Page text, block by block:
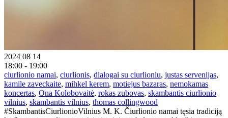
2024 08 14
18:00 - 19:00
ciurlionio namai, ciurlionis, dialogai su ciurlioniu, justas servenijas,
kamile zaveckaite, mihkel kerem, motiejus bazaras, nemokamas
koncertas, Ona Kolobovaitė, rokas zubovas, skambantis ciurlionio
vilnius, skambantis vilnius, thomas collingwood
#SkambantisCiurlionioVilnius M. K. Čiurlionio namai tęsia tradiciją